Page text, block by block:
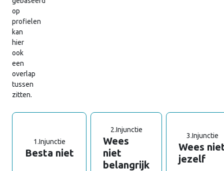
op
profielen
kan
hier
ook
een
overlap
tussen
zitten.
1.Injunctie
Besta niet
2.Injunctie
Wees
niet
belangrijk
3.Injunctie
Wees
jezelf